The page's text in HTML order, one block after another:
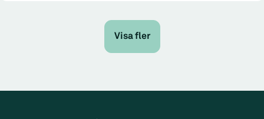
Visa fler